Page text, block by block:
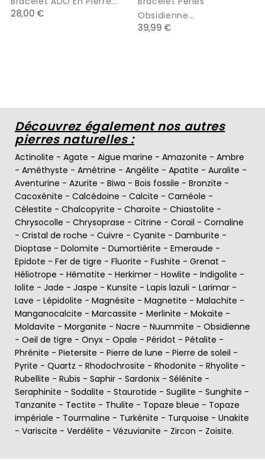
28,00 €
Obsidienne...
39,99 €
Découvrez également nos autres
pierres naturelles :
Actinolite - Agate - Aigue marine - Amazonite - Ambre
- Améthyste - Amétrine - Angélite - Apatite - Auralite -
Aventurine - Azurite - Biwa - Bois fossile - Bronzite -
Cacoxénite - Calcédoine - Calcite - Carnéole -
Célestite - Chalcopyrite - Charoïte - Chiastolite -
Chrysocolle - Chrysoprase - Citrine - Corail - Cornaline
- Cristal de roche - Cuivre - Cyanite - Damburite -
Dioptase - Dolomite - Dumortiérite - Emeraude -
Epidote - Fer de tigre - Fluorite - Fushite - Grenat -
Héliotrope - Hématite - Herkimer - Howlite - Indigolite -
Iolite - Jade - Jaspe - Kunsite - Lapis lazuli - Larimar -
Lave - Lépidolite - Magnésite - Magnetite - Malachite -
Manganocalcite - Marcassite - Merlinite - Mokaïte -
Moldavite - Morganite - Nacre - Nuummite - Obsidienne
- Oeil de tigre - Onyx - Opale - Péridot - Pétalite -
Phrénite - Pietersite - Pierre de lune - Pierre de soleil -
Pyrite - Quartz - Rhodochrosite - Rhodonite - Rhyolite -
Rubellite - Rubis - Saphir - Sardonix - Sélénite -
Seraphinite - Sodalite - Staurotide - Sugilite - Sunghite -
Tanzanite - Tectite - Thulite - Topaze bleue - Topaze
impériale - Tourmaline - Turkénite - Turquoise - Unakite
- Variscite - Verdélite - Vézuvianite - Zircon - Zoisite.